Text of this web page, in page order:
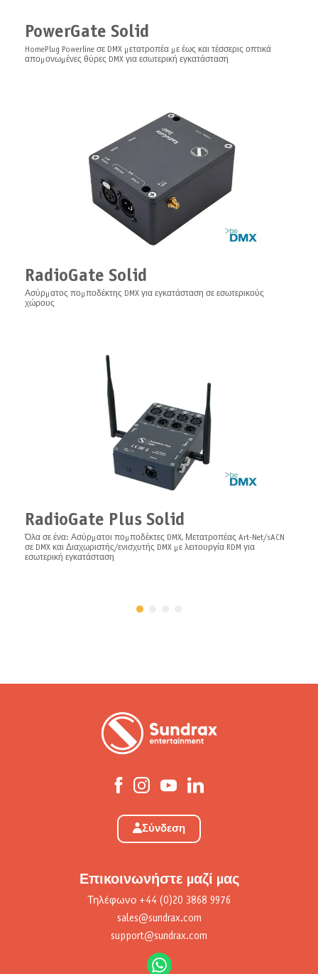
PowerGate Solid
HomePlug Powerline σε DMX μετατροπέα με έως και τέσσερις οπτικά
απομονωμένες θύρες DMX για εσωτερική εγκατάσταση
RadioGate Solid
Ασύρματος πομποδέκτης DMX για εγκατάσταση σε εσωτερικούς
χώρους
RadioGate Plus Solid
Όλα σε ένα: Ασύρματοι πομποδέκτες DMX, Μετατροπέας Art-Net/sACN
σε DMX και Διαχωριστής/ενισχυτής DMX με λειτουργία RDM για
εσωτερική εγκατάσταση
ArtLAN Pro
Διακόπτης Fiber/Ethernet Gigabit για τη βιομηχανία επαγγελματικού
Wall mount Bluetooth antenna |
Professional Wireless Signal
Reception Technology
Speed Network Connectivity for
Lighting Systems
Μονάδα SFP 1Gbit πολλαπλής λειτουργίας/μονολειτουργική για τη
Server for software ARISTO
1U τοποθετημένος σε ράφι εξειδικευμένος διακομιστής
βελτιστοποιημένος για λογισμικό ARISTO
Σύνδεση
Επικοινωνήστε μαζί μας
Τηλέφωνο +44 (0)20 3868 9976
sales@sundrax.com
support@sundrax.com